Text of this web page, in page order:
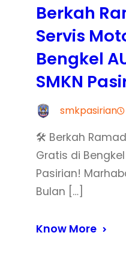
Berkah
Servis
Bengkel
SMKN
smkpasirian
🛠️ Berkah
Gratis di Bengkel
Pasirian!
Bulan […]
Know More